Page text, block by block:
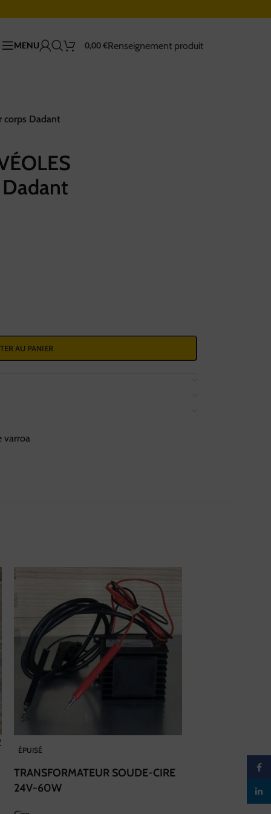
MENU 0,00€Renseignement produit
corps Dadant
AU PANIER
varroa
ÉPUISÉ
TRANSFORMATEUR SOUDE-CIRE
24V-60W
OPERCULES